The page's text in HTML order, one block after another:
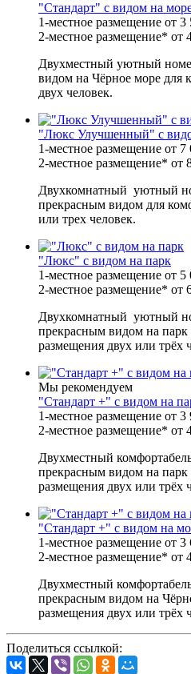
"Стандарт" с видом на
1-местное размещение от 3
2-местное размещение* от
Двухместный уютный
видом на Чёрное море для
двух человек.
"Люкс Улучшенный" с
1-местное размещение от 7
2-местное размещение* от
Двухкомнатный уютный
прекрасным видом для
или трех человек.
"Люкс" с видом на парк
1-местное размещение от 5
2-местное размещение* от
Двухкомнатный уютный
прекрасным видом на парк
размещения двух или трёх
Мы рекомендуем
"Стандарт +" с видом на
1-местное размещение от 3
2-местное размещение* от
Двухместный
прекрасным видом на парк
размещения двух или трёх
"Стандарт +" с видом на
1-местное размещение от 3
2-местное размещение* от
Двухместный
прекрасным видом на
размещения двух или трёх
Поделиться ссылкой: